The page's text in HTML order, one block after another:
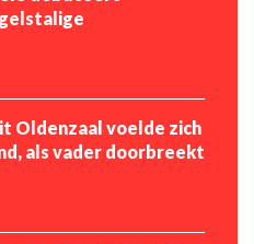
Oldenzaal voelde zich
als vader doorbreekt